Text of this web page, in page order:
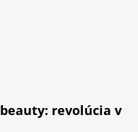
revolúcia v